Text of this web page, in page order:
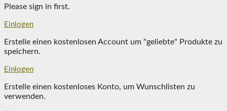
Please sign in first.
Einlogen
Erstelle einen kostenlosen Account um "geliebte" Produkte zu
speichern.
Einlogen
Erstelle einen kostenloses Konto, um Wunschlisten zu
verwenden.